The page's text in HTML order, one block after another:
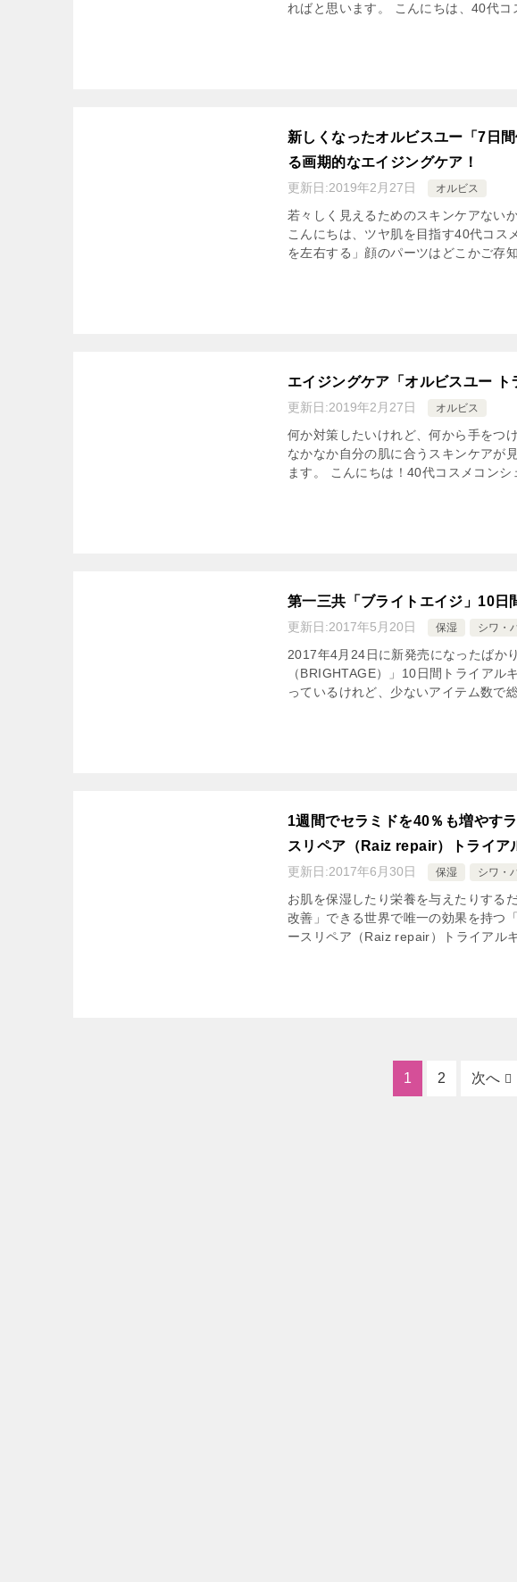
ればと思います。 こんにちは、40代
新しくなったオルビスユー「7日
る画期的なエイジングケア！
更新日:2019年2月27日 オルビス
若々しく見えるためのスキンケアない
こんにちは、ツヤ肌を目指す40代コス
を左右する」顔のパーツはどこかご存
エイジングケア「オルビスユー ト
更新日:2019年2月27日 オルビス
何か対策したいけれど、何から手をつ
なかなか自分の肌に合うスキンケアが
ます。 こんにちは！40代コスメコン
第一三共「ブライトエイジ」10日
更新日:2017年5月20日 保湿 シワ・
2017年4月24日に新発売になったばか
（BRIGHTAGE）」10日間トライア
っているけれど、少ないアイテム数で
1週間でセラミドを40％も増やす
スリペア（Raiz repair）トライア
更新日:2017年6月30日 保湿 シワ・
お肌を保湿したり栄養を与えたりする
改善」できる世界で唯一の効果を持つ
ースリペア（Raiz repair）トライアル
1 2 次へ